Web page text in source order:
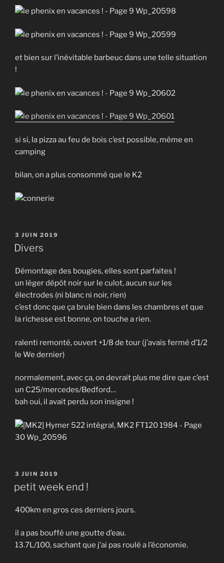
et bien sur l’inévitable barbeuc dans une telle situation
!
si si, la pizza au feu de bois c’est possible, même en
camping
bilan, on a plus consommé que le K2
PUBLIÉ
LE
3 JUIN 2019
Divers
Démontage des bougies, elles sont parfaites !
un léger dépôt noir sur le culot, aucun sur les
électrodes (ni blanc ni noir, rien)
c’est donc que ça brule bien dans les chambres et que
la richesse est bonne, on touche a rien.
ralenti remonté, ouvert +1/8 de tour (j’avais fermé d’1/2
le We dernier)
normalement, avec ça, on devrait plus me dire que c’est
un C25/mercedes/Bedford…
bah oui, il avait perdu son insigne !
PUBLIÉ
3 JUIN 2019
petit week end !
400km en gros ces derniers jours.
il a pas bouffé une goutte d’eau.
13.7L/100, sachant que j’ai pas roulé a l’économie.